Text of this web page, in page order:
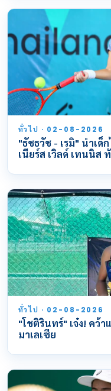
ทั่วไป · 02-08-2026
"ธัชธวัช - เรมิ" นำเด็
เนียร์ส เวิลด์ เทนนิส ทั
ทั่วไป · 02-08-2026
"โชติรินทร์" เจ๋ง! คว้
มาเลเซีย